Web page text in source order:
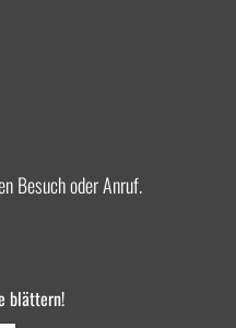
Besuch oder Anruf.
blättern!